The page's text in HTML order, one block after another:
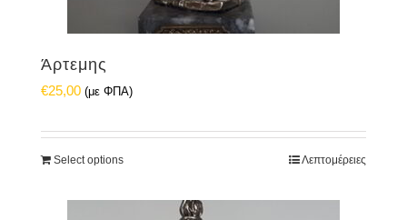
Άρτεμης
€25,00 (με ΦΠΑ)
Select options Λεπτομέρειες